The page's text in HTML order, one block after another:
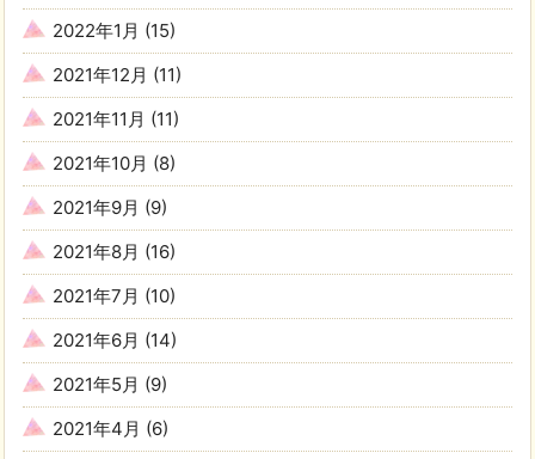
2022年1月 (15)
2021年12月 (11)
2021年11月 (11)
2021年10月 (8)
2021年9月 (9)
2021年8月 (16)
2021年7月 (10)
2021年6月 (14)
2021年5月 (9)
2021年4月 (6)